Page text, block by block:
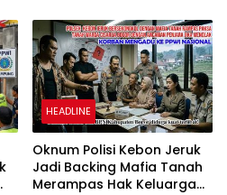
Netizen
HEADLINE
Oknum Polisi Kebon Jeruk
Jadi Backing Mafia Tanah
Merampas Hak Keluarga